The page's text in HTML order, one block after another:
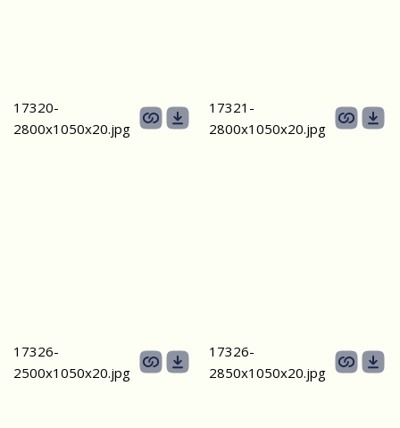
17320-
2800х1050х20.jpg
17321-
2800х1050х20.jpg
17326-
2500х1050х20.jpg
17326-
2850х1050х20.jpg